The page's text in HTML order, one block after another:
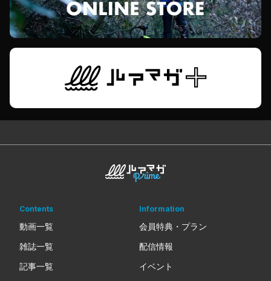
Contents
動画一覧
雑誌一覧
記事一覧
Information
会員特典・プラン
配信情報
イベント